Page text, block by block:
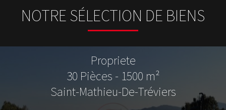
NOTRE SÉLECTION DE BIENS
Propriete
30 Pièces - 1500 m²
Saint-Mathieu-De-Tréviers